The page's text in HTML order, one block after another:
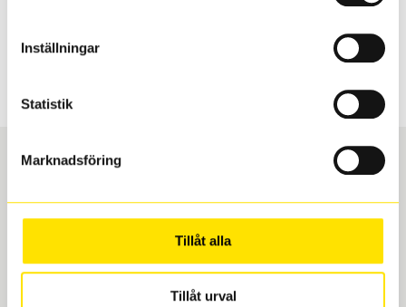
Inställningar
Statistik
Marknadsföring
Tillåt alla
Tillåt urval
Boka och hämta hos Däckspecialen
När du beställer dina nya däck eller fälgar hos oss
levereras de direkt till någon av våra däckverkstäder i
Göteborg. Välj mellan Hisingen (Bäckebol) eller